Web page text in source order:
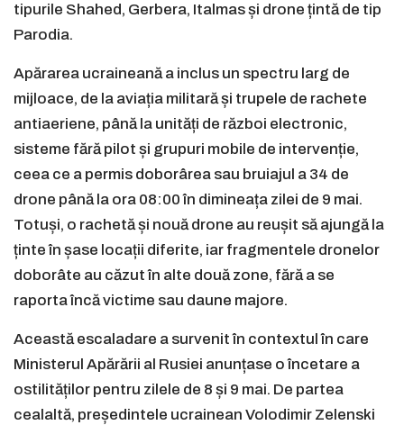
tipurile Shahed, Gerbera, Italmas și drone țintă de tip
Parodia.
Apărarea ucraineană a inclus un spectru larg de
mijloace, de la aviația militară și trupele de rachete
antiaeriene, până la unități de război electronic,
sisteme fără pilot și grupuri mobile de intervenție,
ceea ce a permis doborârea sau bruiajul a 34 de
drone până la ora 08:00 în dimineața zilei de 9 mai.
Totuși, o rachetă și nouă drone au reușit să ajungă la
ținte în șase locații diferite, iar fragmentele dronelor
doborâte au căzut în alte două zone, fără a se
raporta încă victime sau daune majore.
Această escaladare a survenit în contextul în care
Ministerul Apărării al Rusiei anunțase o încetare a
ostilităților pentru zilele de 8 și 9 mai. De partea
cealaltă, președintele ucrainean Volodimir Zelenski